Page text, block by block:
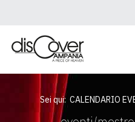
Sei qui: CALENDARIO